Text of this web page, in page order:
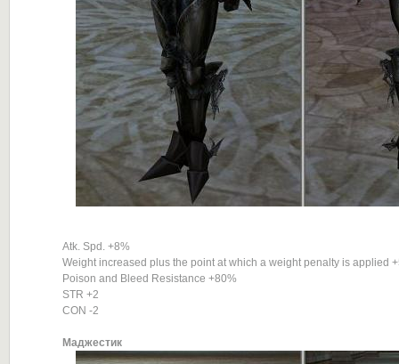
Atk. Spd. +8%
Weight increased plus the point at which a weight penalty is applied
Poison and Bleed Resistance +80%
STR +2
CON -2
Маджестик